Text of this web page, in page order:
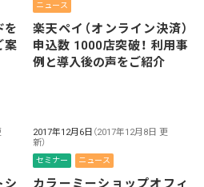
を
案
ニュース
楽天ペイ（オンライン決済）
申込数 1000店突破！ 利用事
例と導入後の声をご紹介
シ
2017年12月6日 （2017年12月8日 更
新）
セミナー ニュース
カラーミーショップオフィ